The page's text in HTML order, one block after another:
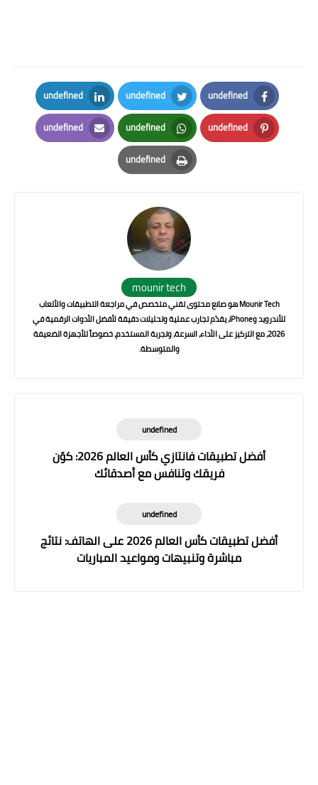
undefined
Facebook
undefined
Twitter
undefined
LinkedIn
undefined
Pinterest
undefined
Whatsapp
undefined
Email
undefined
Print
mounir tech
Mounir Tech هو صانع محتوى تقني متخصص في مراجعة التطبيقات والألعاب
للأندرويد وiPhone، يقدّم تجارب عملية وتحليلات دقيقة لأفضل الأدوات الرقمية في
2026، مع التركيز على الأداء، السرعة، وتجربة المستخدم، خصوصاً للأجهزة الضعيفة
والمتوسطة.
undefined
أفضل تطبيقات فانتازي كأس العالم 2026: كوّن
فريقك وتنافس مع أصدقائك
undefined
أفضل تطبيقات كأس العالم 2026 على الهاتف: نتائج
مباشرة وتنبيهات ومواعيد المباريات